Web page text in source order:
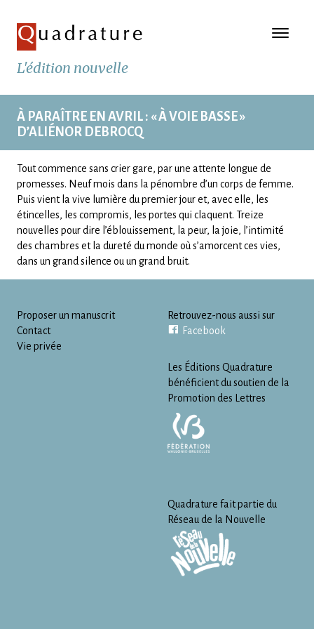
L'édition nouvelle
À PARAÎTRE EN AVRIL : « À VOIE BASSE »
D’ALIÉNOR DEBROCQ
Tout commence sans crier gare, par une attente longue de
promesses. Neuf mois dans la pénombre d’un corps de femme.
Puis vient la vive lumière du premier jour et, avec elle, les
étincelles, les compromis, les portes qui claquent. Treize
nouvelles pour dire l’éblouissement, la peur, la joie, l’intimité
des chambres et la dureté du monde où s’amorcent ces vies,
dans un grand silence ou un grand bruit.
Proposer un manuscrit
Contact
Vie privée
Retrouvez-nous aussi sur
Facebook
Les Éditions Quadrature
bénéficient du soutien de la
Promotion des Lettres
Quadrature fait partie du
Réseau de la Nouvelle